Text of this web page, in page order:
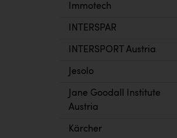
Immotech
INTERSPAR
INTERSPORT Austria
Jesolo
Jane Goodall Institute
Austria
Kärcher